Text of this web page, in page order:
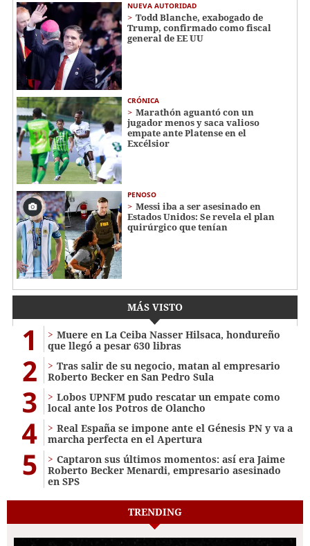
NUEVA AUTORIDAD
Todd Blanche, exabogado de
Trump, confirmado como fiscal
general de EE UU
CRÓNICA
Marathón aguantó con un
jugador menos y saca valioso
empate ante Platense en el
Excélsior
PENOSO
Messi iba a ser asesinado en
Estados Unidos: Se revela el plan
quirúrgico que tenían
MÁS VISTO
1
Muere en La Ceiba Nasser Hilsaca, hondureño
que llegó a pesar 630 libras
2
Tras salir de su negocio, matan al empresario
Roberto Becker en San Pedro Sula
3
Lobos UPNFM pudo rescatar un empate como
local ante los Potros de Olancho
4
Real España se impone ante el Génesis PN y va a
marcha perfecta en el Apertura
5
Captaron sus últimos momentos: así era Jaime
Roberto Becker Menardi​​​, empresario asesinado
en SPS
TRENDING